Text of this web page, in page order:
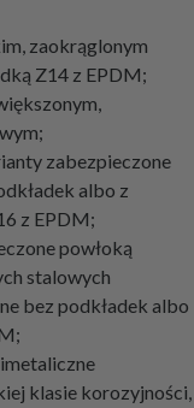
zaokrąglonym
Z14 z EPDM;
zabezpieczone
albo z
z EPDM;
powłoką
stalowych
bez podkładek albo
klasie korozyjności,